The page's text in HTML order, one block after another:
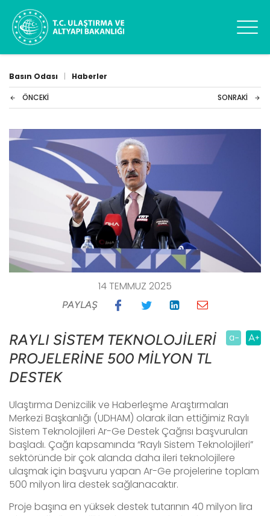
Basın Odası | Haberler
ÖNCEKI SONRAKI
14 TEMMUZ 2025
PAYLAŞ
RAYLI SİSTEM TEKNOLOJİLERİ
PROJELERİNE 500 MİLYON TL
DESTEK
Ulaştırma Denizcilik ve Haberleşme Araştırmaları
Merkezi Başkanlığı (UDHAM) olarak ilan ettiğimiz Raylı
Sistem Teknolojileri Ar-Ge Destek Çağrısı başvuruları
başladı. Çağrı kapsamında “Raylı Sistem Teknolojileri”
sektöründe bir çok alanda daha ileri teknolojilere
ulaşmak için başvuru yapan Ar-Ge projelerine toplam
500 milyon lira destek sağlanacaktır.
Proje başına en yüksek destek tutarının 40 milyon lira